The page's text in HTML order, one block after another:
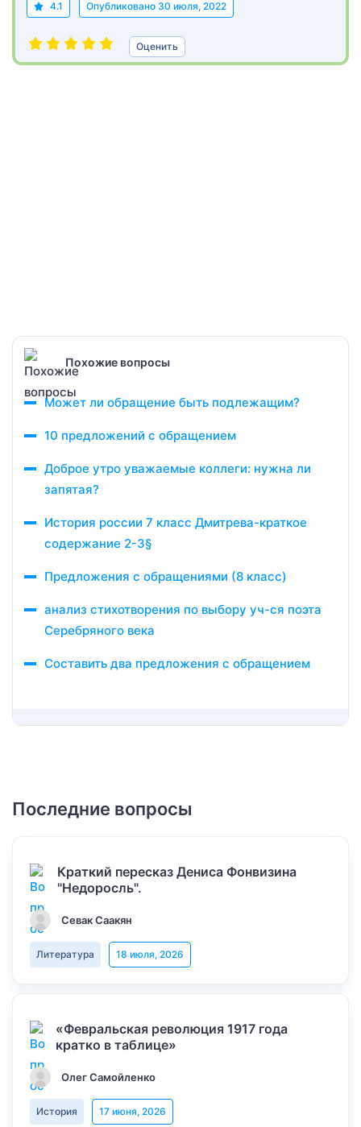
4.1 Опубликовано 30 июля, 2022
Оценить
Похожие вопросы
Может ли обращение быть подлежащим?
10 предложений с обращением
Доброе утро уважаемые коллеги: нужна ли
запятая?
История россии 7 класс Дмитрева-краткое
содержание 2-3§
Предложения с обращениями (8 класс)
анализ стихотворения по выбору уч-ся поэта
Серебряного века
Составить два предложения с обращением
Последние вопросы
Краткий пересказ Дениса Фонвизина
"Недоросль".
Севак Саакян
Литература 18 июля, 2026
«Февральская революция 1917 года
кратко в таблице»
Олег Самойленко
История 17 июня, 2026